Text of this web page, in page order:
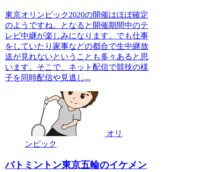
東京オリンピック2020の開催はほぼ確定
のようですね。となると開催期間中のテ
レビ中継が楽しみになります。でも仕事
をしていたり家事などの都合で生中継放
送が見れないということも多々あると思
います。そこで、ネット配信で競技の様
子を同時配信や見逃し...
オリ
ンピック
バトミントン東京五輪のイケメン